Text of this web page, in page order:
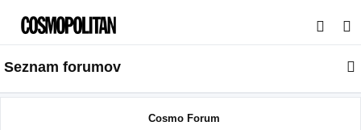
s
a
Seznam forumov
Cosmo Forum